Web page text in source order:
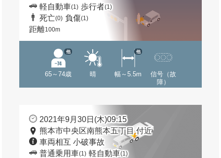
軽自動車(1) 歩行者(1)
死亡(0) 負傷(1)
距離100m
65～74歳
他
晴 幅～5.5m
他
信号（故
障）
2021年9月30日(木)09:15
熊本市中央区南熊本五丁目 付近
車両相互 小破事故
普通乗用車(1) 軽自動車(1)